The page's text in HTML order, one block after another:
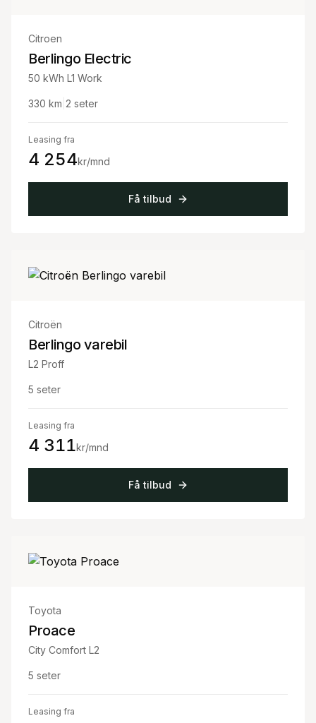
Citroen
Berlingo Electric
50 kWh L1 Work
330 km 2 seter
Leasing fra
4 254kr/mnd
Få tilbud
Citroën
Berlingo varebil
L2 Proff
5 seter
Leasing fra
4 311kr/mnd
Få tilbud
Toyota
Proace
City Comfort L2
5 seter
Leasing fra